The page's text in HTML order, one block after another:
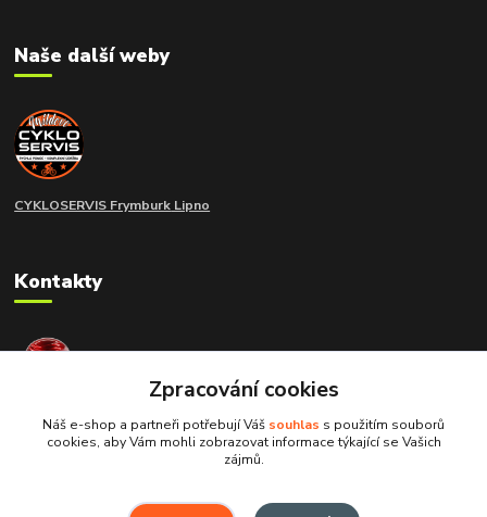
Naše další weby
CYKLOSERVIS Frymburk Lipno
Kontakty
extramoto STAFF
+420 775 266 214
info@extramoto.cz
Zpracování cookies
Náš e-shop a partneři potřebují Váš souhlas s použitím souborů
cookies, aby Vám mohli zobrazovat informace týkající se Vašich
zájmů.